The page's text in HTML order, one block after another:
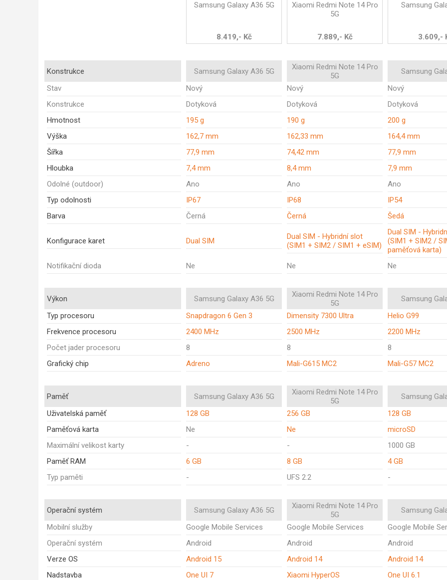
Samsung Galaxy A36 5G
8.419,- Kč
Xiaomi Redmi Note 14 Pro
5G
7.889,- Kč
Samsung
3.609,-
Konstrukce Samsung Galaxy A36 5G
Xiaomi Redmi Note 14 Pro
5G
Samsung
Stav
Nový Nový
Nový
Konstrukce
Dotyková Dotyková
Dotyková
Hmotnost
195 g 190 g
200 g
Výška
162,7 mm 162,33 mm
164,4 mm
Šířka
77,9 mm 74,42 mm
77,9 mm
Hloubka
7,4 mm 8,4 mm
7,9 mm
Odolné (outdoor)
Ano Ano
Ano
Typ odolnosti
IP67 IP68
IP54
Barva
Černá Černá Šedá
Konfigurace karet Dual SIM
Dual SIM - Hybridní slot
(SIM1 + SIM2 / SIM1 + eSIM)
Dual SIM -
(SIM1 + SIM2 /
paměťová karta)
Notifikační dioda
Ne Ne Ne
Výkon Samsung Galaxy A36 5G
Xiaomi Redmi Note 14 Pro
5G
Samsung
Typ procesoru
Snapdragon 6 Gen 3 Dimensity 7300 Ultra
Helio G99
Frekvence procesoru
2400 MHz 2500 MHz
2200 MHz
Počet jader procesoru
8 8
8
Grafický chip
Adreno Mali-G615 MC2 Mali-G57 MC2
Paměť Samsung Galaxy A36 5G
Xiaomi Redmi Note 14 Pro
5G
Samsung
Uživatelská paměť
128 GB 256 GB
128 GB
Paměťová karta
Ne Ne
microSD
Maximální velikost karty
- -
1000 GB
Paměť RAM
6 GB 8 GB
4 GB
Typ paměti
- UFS 2.2 -
Operační systém Samsung Galaxy A36 5G
Xiaomi Redmi Note 14 Pro
5G
Samsung
Mobilní služby
Google Mobile Services Google Mobile Services
Google Mobile
Operační systém
Android Android
Android
Verze OS
Android 15 Android 14
Android 14
Nadstavba
One UI 7 Xiaomi HyperOS One UI 6.1